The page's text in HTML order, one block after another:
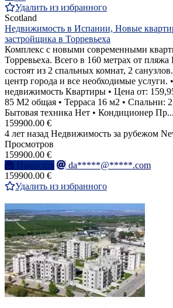
Удалить из избранного
Scotland
Недвижимость в Испании, Новые
застройщика в Торревьеха
Комплекс с новыми современными
Торревьеха. Всего в 160 метрах от
состоят из 2 спальных комнат, 2
центр города и все необходимые услуги.
недвижимость Квартиры • Цена от:
85 M2 общая • Терраса 16 м2 • Спальни:
Бытовая техника Нет • Кондиционер Пр...
159900.00 €
4 лет назад Недвижимость за рубежом
Просмотров
159900.00 €
Написать
da*****@*****.com
159900.00 €
Удалить из избранного